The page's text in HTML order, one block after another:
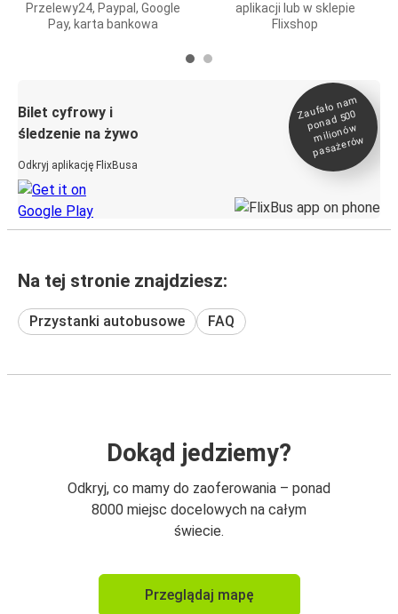
Przelewy24, Paypal, Google
Pay, karta bankowa
aplikacji lub w sklepie
Flixshop
Bilet cyfrowy i
śledzenie na żywo
Odkryj aplikację FlixBusa
Zaufało na
m
ponad 500
milionó
w
pasażeró
w
Na tej stronie znajdziesz:
Przystanki autobusowe FAQ
Dokąd jedziemy?
Odkryj, co mamy do zaoferowania – ponad
8000 miejsc docelowych na całym
świecie.
Przeglądaj mapę